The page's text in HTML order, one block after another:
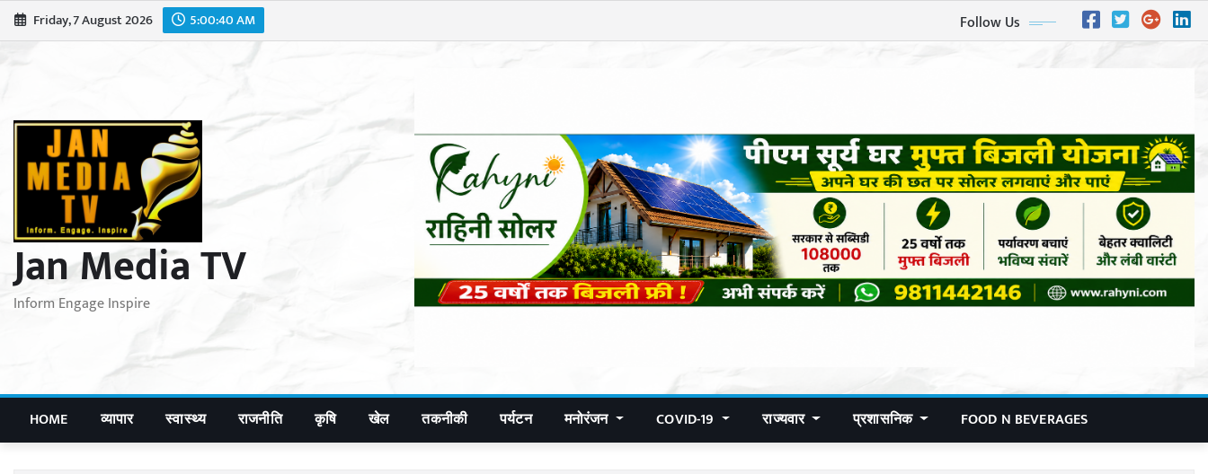
Skip
to
Friday, 7 August 2026 5:00:41 AM Follow Us
Jan Media TV
Inform Engage Inspire
HOME व्यापार स्वास्थ्य राजनीति कृषि खेल तकनीकी पर्यटन मनोरंजन COVID-19 राज्यवार प्रशासनिक FOOD N BEVERAGES